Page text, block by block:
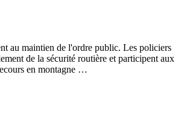
au maintien de l'ordre public. Les policiers
de la sécurité routière et participent aux
en montagne …